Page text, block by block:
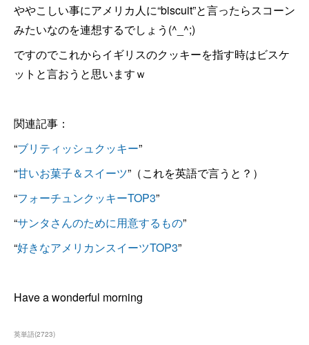
ややこしい事にアメリカ人に“biscuit”と言ったらスコーン
みたいなのを連想するでしょう(^_^;)
ですのでこれからイギリスのクッキーを指す時はビスケ
ットと言おうと思いますｗ
関連記事：
“ブリティッシュクッキー”
“甘いお菓子＆スイーツ”（これを英語で言うと？）
“フォーチュンクッキーTOP3”
“サンタさんのために用意するもの”
“好きなアメリカンスイーツTOP3”
Have a wonderful morning
英単語(2723)